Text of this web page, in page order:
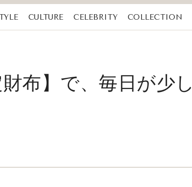
CULTURE CELEBRITY COLLECTION
布】で、毎日が少